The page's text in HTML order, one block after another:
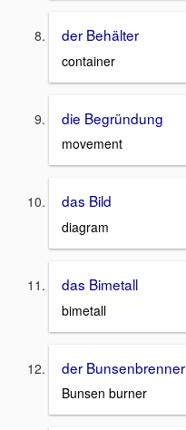
der Behälter
container
die Begründung
movement
das Bild
diagram
das Bimetall
bimetall
der Bunsenbrenner
Bunsen burner